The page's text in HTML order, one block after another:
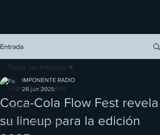
Entrada
Todas las entradas
Música
Series y Películas
Todas las entradas
Coca-Cola Flow Fest revela
su lineup para la edición
IMPONENTE RADIO
26 jun 2025